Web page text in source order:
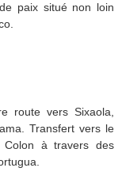
paix situé non loin
route vers Sixaola,
Transfert vers le
Colon à travers des